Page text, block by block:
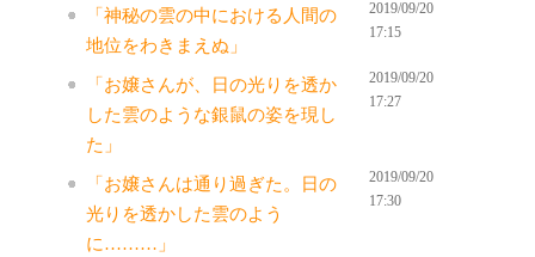
「神秘の雲の中における人間の
地位をわきまえぬ」
2019/09/20
17:15
「お嬢さんが、日の光りを透か
した雲のような銀鼠の姿を現し
た」
2019/09/20
17:27
「お嬢さんは通り過ぎた。日の
光りを透かした雲のよう
に………」
2019/09/20
17:30